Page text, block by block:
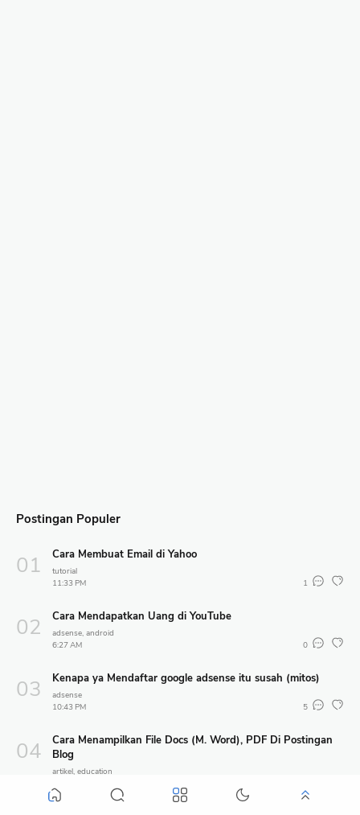
Postingan Populer
Cara Membuat Email di Yahoo
tutorial
11:33 PM
1
Cara Mendapatkan Uang di YouTube
adsense android
6:27 AM
0
Kenapa ya Mendaftar google adsense itu susah (mitos)
adsense
10:43 PM
5
Cara Menampilkan File Docs (M. Word), PDF Di Postingan
Blog
artikel education